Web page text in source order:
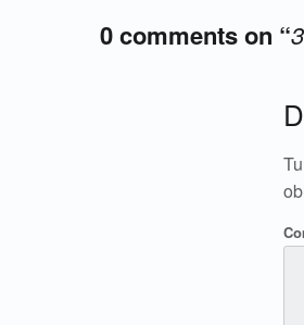
0 comments on “
Add yours →